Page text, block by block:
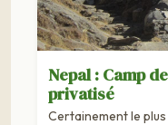
Nepal : Camp
privatisé
Certainement le